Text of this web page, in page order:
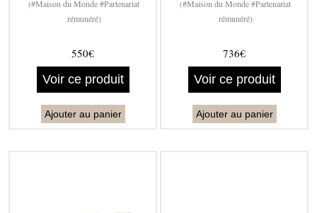
(#Maison du Monde #Partenariat
rémunéré)
550€
Voir ce produit
Ajouter au panier
(#Maison du Monde #Partenariat
rémunéré)
736€
Voir ce produit
Ajouter au panier